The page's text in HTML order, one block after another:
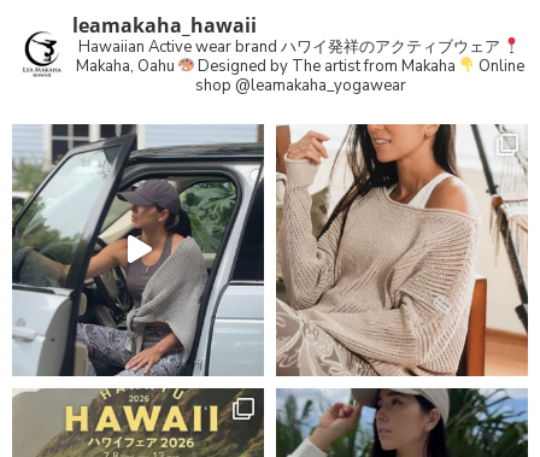
leamakaha_hawaii
Hawaiian Active wear brand ハワイ発祥のアクティブウェア
Makaha, Oahu
Designed by The artist from Makaha
Online
shop @leamakaha_yogawear